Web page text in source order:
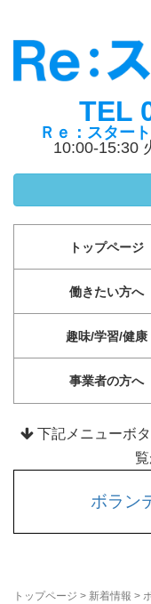
TEL
Ｒｅ：スター
10:00-15:30
トップページ
働きたい方へ
趣味/学習/健康
事業者の方へ
下記メニューボ
ボラン
トップページ > 新着情報 >